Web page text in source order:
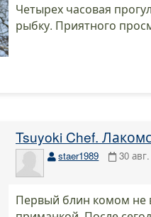
Четырех часовая
рыбку. Приятного
Tsuyoki Chef.
staer1989 30
Первый блин комом не